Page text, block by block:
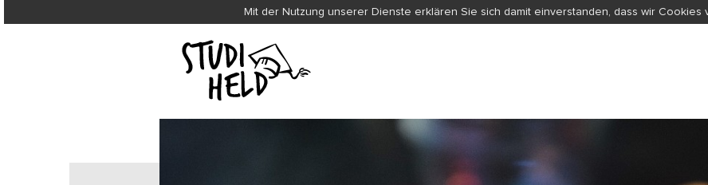
Mit der Nutzung unserer Dienste erklären Sie sich damit einverstanden, dass wir Cookies